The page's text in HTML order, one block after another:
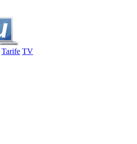
Tarife TV